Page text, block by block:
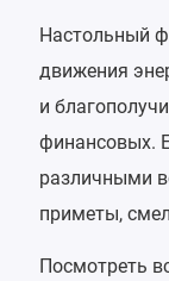
Настольный
движения
и
финансовых.
различными
приметы,
Посмотреть